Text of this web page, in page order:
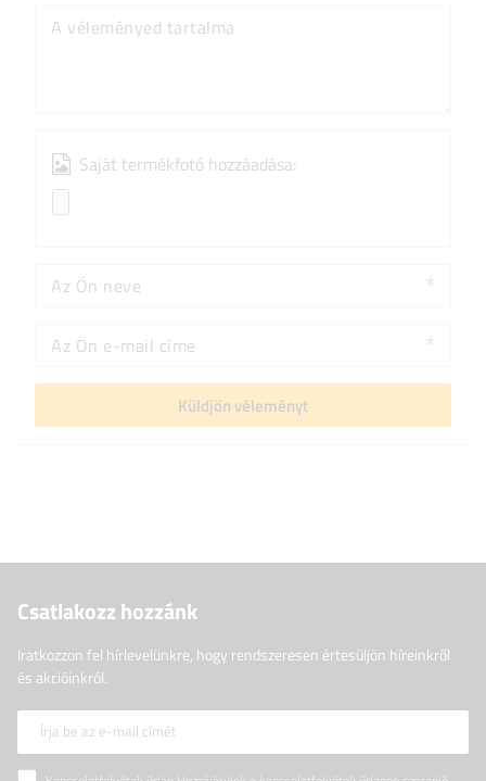
A véleményed tartalma
Saját termékfotó hozzáadása:
Az Ön neve
Az Ön e-mail címe
Küldjön véleményt
Csatlakozz hozzánk
Iratkozzon fel hírlevelünkre, hogy rendszeresen értesüljön híreinkről
és akcióinkról.
Írja be az e-mail címét